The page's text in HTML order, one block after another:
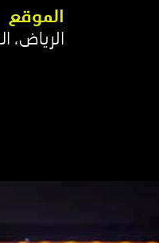
الموقع​
الرياض،